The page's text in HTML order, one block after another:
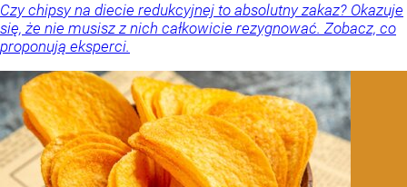
Czy chipsy na diecie redukcyjnej to absolutny zakaz? Okazuje
się, że nie musisz z nich całkowicie rezygnować. Zobacz, co
proponują eksperci.